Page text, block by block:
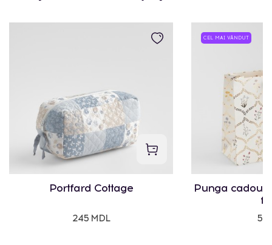
Portfard Cottage
245 MDL
CEL MAI VÂNDUT
Punga cadou
50